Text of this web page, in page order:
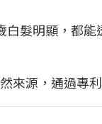
髮明顯，都
來源，通過專